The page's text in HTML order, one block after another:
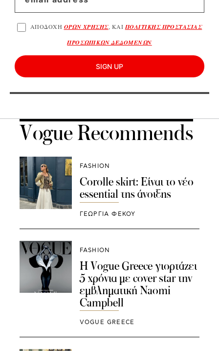
ΑΠΟΔΟΧΗ ΟΡΩΝ ΧΡΗΣΗΣ, ΚΑΙ ΠΟΛΙΤΙΚΗΣ ΠΡΟΣΤΑΣΙΑΣ
ΠΡΟΣΩΠΙΚΩΝ ΔΕΔΟΜΕΝΩΝ
SIGN UP
Vogue Recommends
FASHION
Corolle skirt: Είναι το νέο
essential της άνοιξης
ΓΕΩΡΓΙΑ ΦΕΚΟΥ
FASHION
Η Vogue Greece γιορτάζει
5 χρόνια με cover star την
εμβληματική Naomi
Campbell
VOGUE GREECE